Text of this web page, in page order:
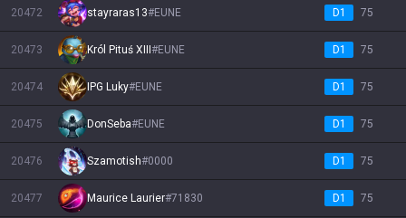
20472 stayraras13#EUNE D1 75
20473 Król Pituś XIII #EUNE D1 75
20474 IPG Luky#EUNE D1 75
20475 DonSeba#EUNE D1 75
20476 Szamotish#0000 D1 75
20477 Maurice Laurier#71830 D1 75